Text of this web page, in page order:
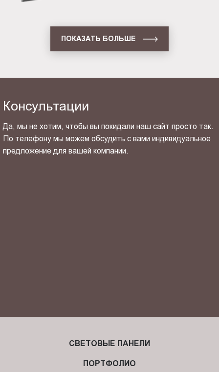
ПОКАЗАТЬ БОЛЬШЕ
Консультации
Да, мы не хотим, чтобы вы покидали наш сайт просто так.
По телефону мы можем обсудить с вами индивидуальное
предложение для вашей компании.
СВЕТОВЫЕ ПАНЕЛИ
ПОРТФОЛИО